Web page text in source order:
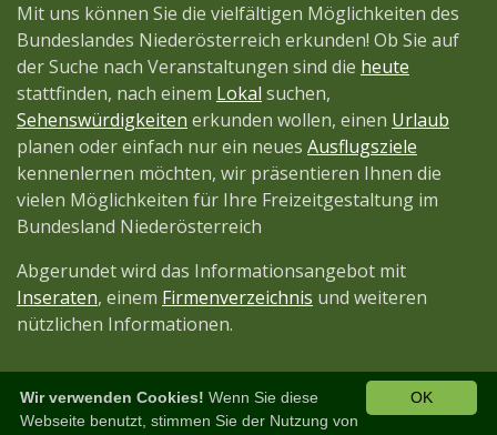
Mit uns können Sie die vielfältigen Möglichkeiten des
Bundeslandes Niederösterreich erkunden! Ob Sie auf
der Suche nach Veranstaltungen sind die heute
stattfinden, nach einem Lokal suchen,
Sehenswürdigkeiten erkunden wollen, einen Urlaub
planen oder einfach nur ein neues Ausflugsziele
kennenlernen möchten, wir präsentieren Ihnen die
vielen Möglichkeiten für Ihre Freizeitgestaltung im
Bundesland Niederösterreich
Abgerundet wird das Informationsangebot mit
Inseraten, einem Firmenverzeichnis und weiteren
nützlichen Informationen.
Diese Seite ist ein Projekt derJetztMedien.com OK
Wir verwenden Cookies! Wenn Sie diese
Webseite benutzt, stimmen Sie der Nutzung von